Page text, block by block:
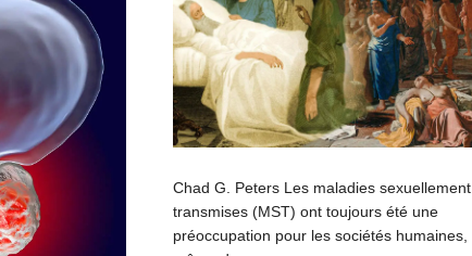
Chad G. Peters Les maladies sexuellement
transmises (MST) ont toujours été une
préoccupation pour les sociétés humaines,